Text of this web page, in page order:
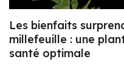
Les bienfaits
millefeuille : une
santé optimale